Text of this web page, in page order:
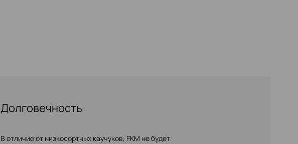
Долговечность
В отличие от низкосортных каучуков, FKM не будет